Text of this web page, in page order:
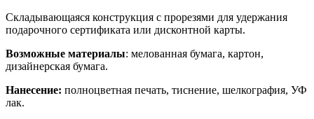
Складывающаяся конструкция с прорезями для удержания
подарочного сертификата или дисконтной карты.
Возможные материалы: мелованная бумага, картон,
дизайнерская бумага.
Нанесение: полноцветная печать, тиснение, шелкография, УФ
лак.